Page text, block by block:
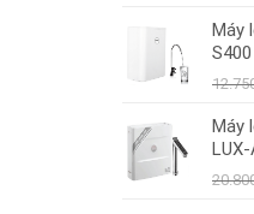
Máy
S400
Máy
LUX-